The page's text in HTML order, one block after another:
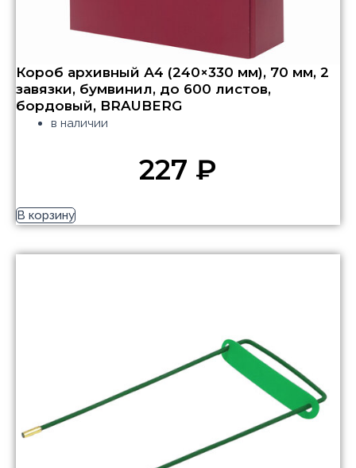
Короб архивный А4 (240×330 мм), 70 мм, 2
завязки, бумвинил, до 600 листов,
бордовый, BRAUBERG
в наличии
227 ₽
В корзину